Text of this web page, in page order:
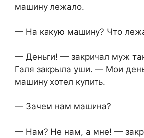
машину лежало.
— На какую машину? Что
— Деньги! — закричал муж
Галя закрыла уши. — Мои
машину хотел купить.
— Зачем нам машина?
— Нам? Не нам, а мне! —